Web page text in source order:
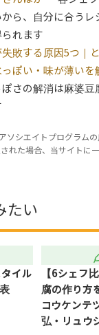
ら、自分に合うレ
れます
敗する原因5つ｜
ぽい・味が薄いを
さの解消は麻婆豆
シエイトプログラムの
れた場合、当サイトに
たい
イル
【6シェフ
腐の作り方
コウケンテ
弘・リュウ